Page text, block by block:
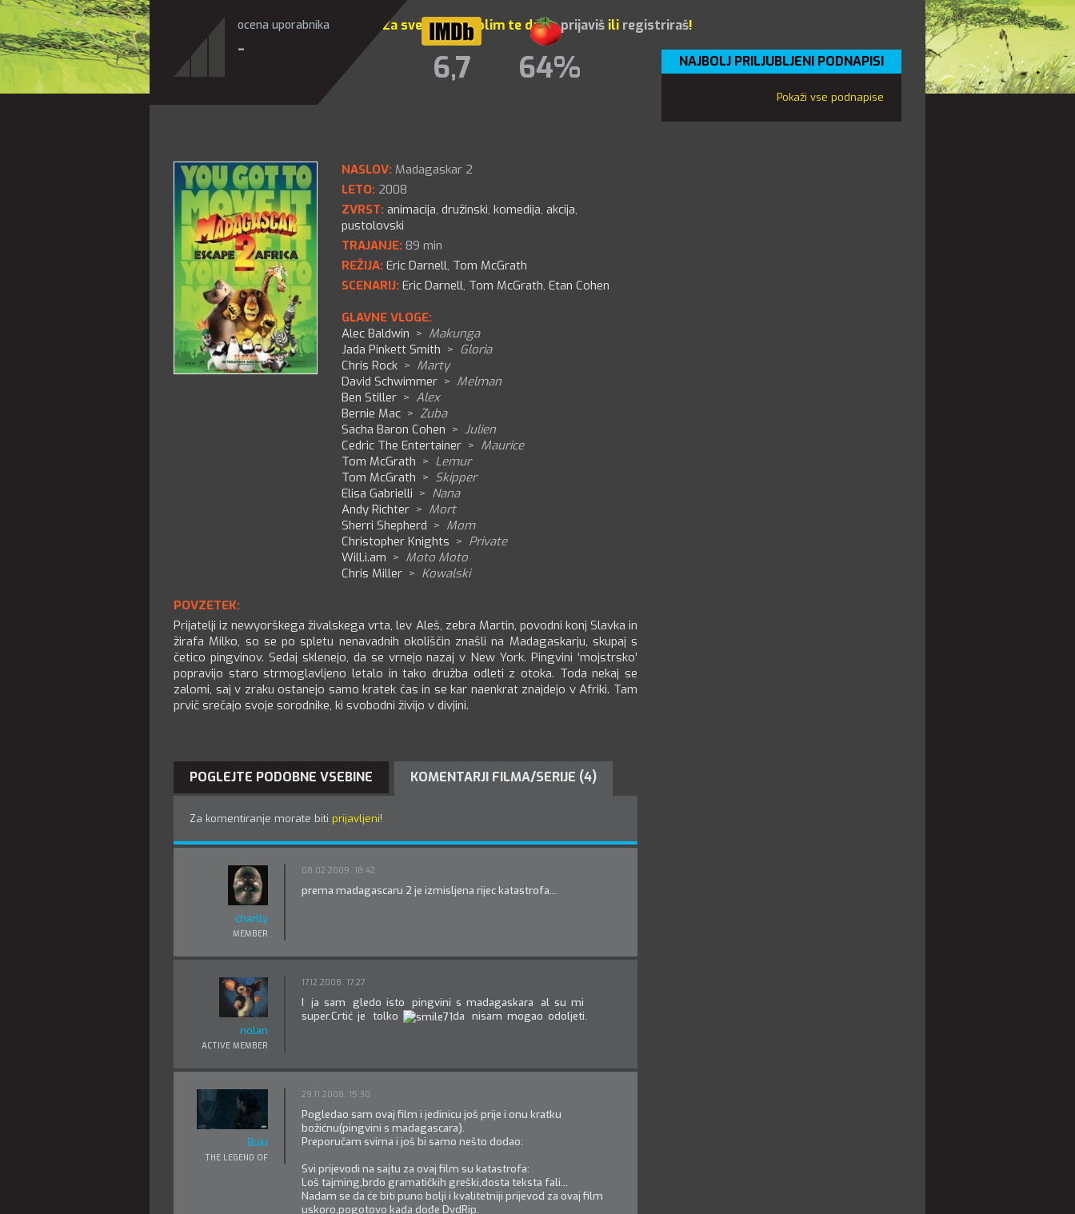
Za sve opcije molim te da seprijaviš ili registriraš!
ocena uporabnika
-
6,7 64%
NASLOV: Madagaskar 2
LETO: 2008
ZVRST: animacija, družinski, komedija, akcija,
pustolovski
TRAJANJE: 89 min
REŽIJA: Eric Darnell, Tom McGrath
SCENARIJ: Eric Darnell, Tom McGrath, Etan Cohen
GLAVNE VLOGE:
Alec Baldwin > Makunga
Jada Pinkett Smith > Gloria
Chris Rock > Marty
David Schwimmer > Melman
Ben Stiller > Alex
Bernie Mac > Zuba
Sacha Baron Cohen > Julien
Cedric The Entertainer > Maurice
Tom McGrath > Lemur
Tom McGrath > Skipper
Elisa Gabrielli > Nana
Andy Richter > Mort
Sherri Shepherd > Mom
Christopher Knights > Private
Will.i.am > Moto Moto
Chris Miller > Kowalski
POVZETEK:
Prijatelji iz newyorškega živalskega vrta, lev Aleš, zebra Martin, povodni konj Slavka in
žirafa Milko, so se po spletu nenavadnih okoliščin znašli na Madagaskarju, skupaj s
četico pingvinov. Sedaj sklenejo, da se vrnejo nazaj v New York. Pingvini ‘mojstrsko’
popravijo staro strmoglavljeno letalo in tako družba odleti z otoka. Toda nekaj se
zalomi, saj v zraku ostanejo samo kratek čas in se kar naenkrat znajdejo v Afriki. Tam
prvič srečajo svoje sorodnike, ki svobodni živijo v divjini.
POGLEJTE PODOBNE VSEBINE KOMENTARJI FILMA/SERIJE (4)
Za komentiranje morate biti prijavljeni!
charlly
MEMBER
08.02.2009. 18:42
prema madagascaru 2 je izmisljena rijec katastrofa...
nolan
ACTIVE MEMBER
17.12.2008. 17:27
I ja sam gledo isto pingvini s madagaskara al su mi
super.Crtić je tolko
da nisam mogao odoljeti.
Buki
THE LEGEND OF
29.11.2008. 15:30
Pogledao sam ovaj film i jedinicu još prije i onu kratku
božićnu(pingvini s madagascara).
Preporučam svima i još bi samo nešto dodao:
Svi prijevodi na sajtu za ovaj film su katastrofa:
Loš tajming,brdo gramatičkih greški,dosta teksta fali...
Nadam se da će biti puno bolji i kvalitetniji prijevod za ovaj film
uskoro,pogotovo kada dođe DvdRip.
NAJBOLJ PRILJUBLJENI PODNAPISI
Pokaži vse podnapise